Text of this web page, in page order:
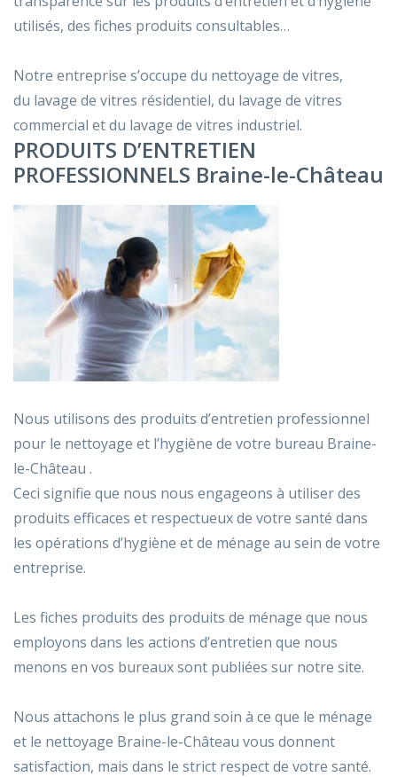
utilisés, des fiches produits consultables…
Notre entreprise s’occupe du nettoyage de vitres,
du lavage de vitres résidentiel, du lavage de vitres
commercial et du lavage de vitres industriel.
PRODUITS D’ENTRETIEN
PROFESSIONNELS Braine-le-Château
Nous utilisons des produits d’entretien professionnel
pour le nettoyage et l’hygiène de votre bureau Braine-
le-Château .
Ceci signifie que nous nous engageons à utiliser des
produits efficaces et respectueux de votre santé dans
les opérations d’hygiène et de ménage au sein de votre
entreprise.
Les fiches produits des produits de ménage que nous
employons dans les actions d’entretien que nous
menons en vos bureaux sont publiées sur notre site.
Nous attachons le plus grand soin à ce que le ménage
et le nettoyage Braine-le-Château vous donnent
satisfaction, mais dans le strict respect de votre santé.